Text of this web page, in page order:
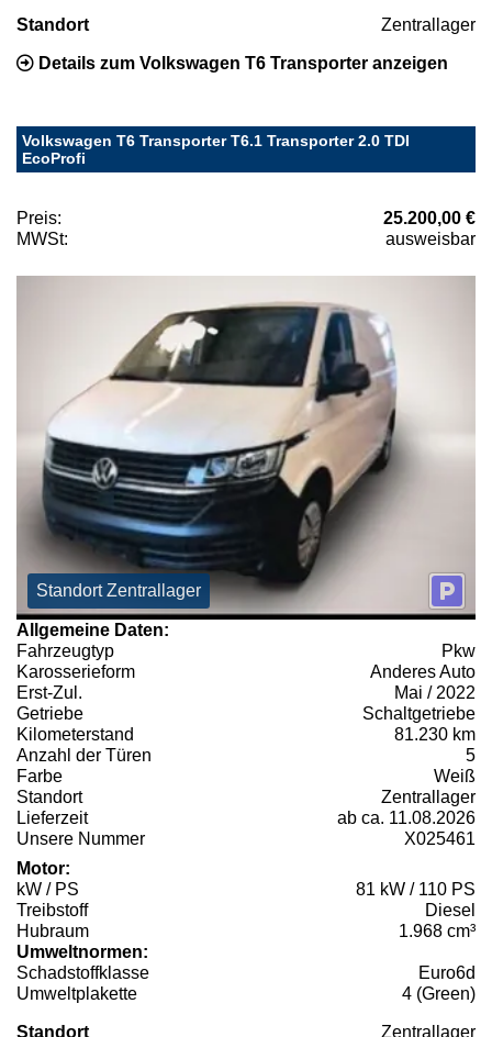
Standort Zentrallager
Details zum Volkswagen T6 Transporter anzeigen
Volkswagen T6 Transporter T6.1 Transporter 2.0 TDI
EcoProfi
Preis:
25.200,00 €
MWSt:
ausweisbar
Standort Zentrallager
Allgemeine Daten:
Fahrzeugtyp
Pkw
Karosserieform
Anderes Auto
Erst-Zul.
Mai / 2022
Getriebe
Schaltgetriebe
Kilometerstand
81.230 km
Anzahl der Türen
5
Farbe
Weiß
Standort
Zentrallager
Lieferzeit
ab ca. 11.08.2026
Unsere Nummer
X025461
Motor:
kW / PS
81 kW / 110 PS
Treibstoff
Diesel
Hubraum
1.968 cm³
Umweltnormen:
Schadstoffklasse
Euro6d
Umweltplakette
4 (Green)
Standort Zentrallager